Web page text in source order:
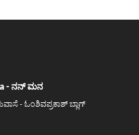
- ನನ್ ಮನ
- ಓಂಶಿವಪ್ರಕಾಶ್ ಬ್ಲಾಗ್